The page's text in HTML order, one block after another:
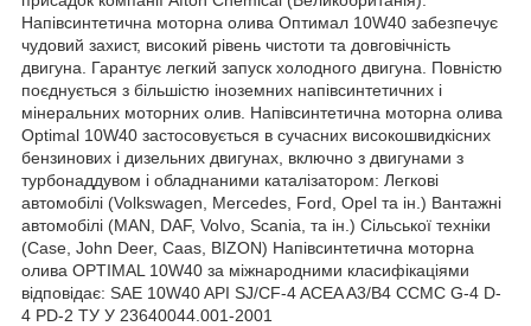
Напівсинтетична моторна олива Оптимал 10W40 забезпечує
чудовий захист, високий рівень чистоти та довговічність
двигуна. Гарантує легкий запуск холодного двигуна. Повністю
поєднується з більшістю іноземних напівсинтетичних і
мінеральних моторних олив. Напівсинтетична моторна олива
Optimal 10W40 застосовується в сучасних високошвидкісних
бензинових і дизельних двигунах, включно з двигунами з
турбонаддувом і обладнаними каталізатором: Легкові
автомобілі (Volkswagen, Mercedes, Ford, Opel та ін.) Вантажні
автомобілі (MAN, DAF, Volvo, Scania, та ін.) Сільської техніки
(Case, John Deer, Caas, BIZON) Напівсинтетична моторна
олива OPTIMAL 10W40 за міжнародними класифікаціями
відповідає: SAE 10W40 API SJ/CF-4 ACEA A3/B4 CCMC G-4 D-
4 PD-2 ТУ У 23640044.001-2001